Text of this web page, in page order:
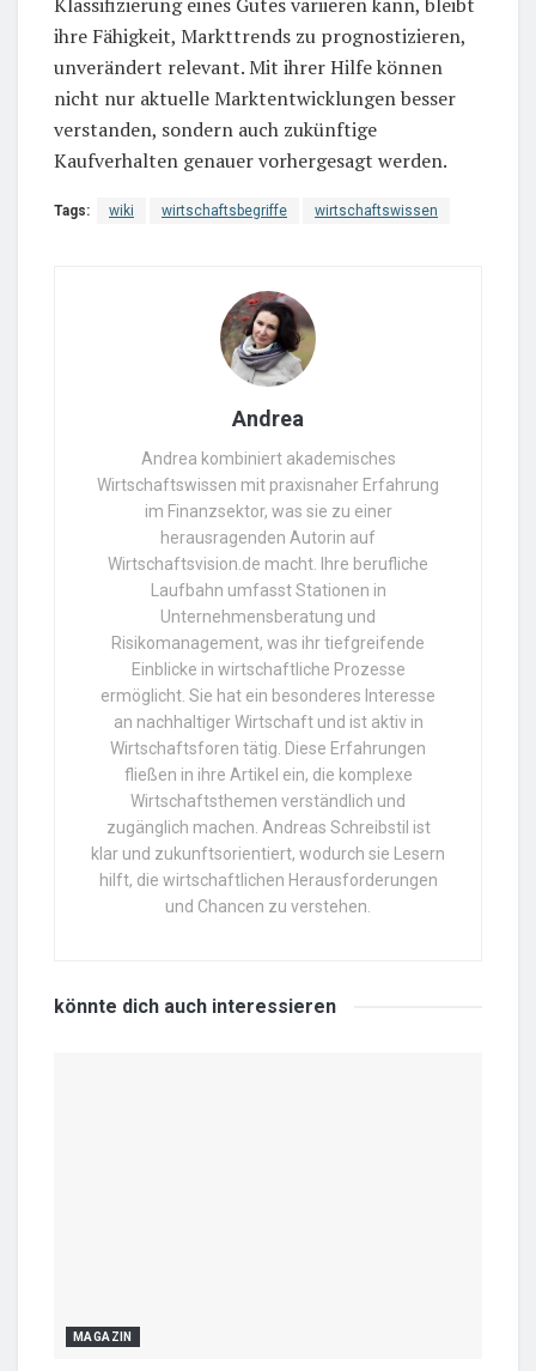
ihre Fähigkeit, Markttrends zu prognostizieren,
unverändert relevant. Mit ihrer Hilfe können
nicht nur aktuelle Marktentwicklungen besser
verstanden, sondern auch zukünftige
Kaufverhalten genauer vorhergesagt werden.
Tags: wiki wirtschaftsbegriffe wirtschaftswissen
Andrea
Andrea kombiniert akademisches
Wirtschaftswissen mit praxisnaher Erfahrung
im Finanzsektor, was sie zu einer
herausragenden Autorin auf
Wirtschaftsvision.de macht. Ihre berufliche
Laufbahn umfasst Stationen in
Unternehmensberatung und
Risikomanagement, was ihr tiefgreifende
Einblicke in wirtschaftliche Prozesse
ermöglicht. Sie hat ein besonderes Interesse
an nachhaltiger Wirtschaft und ist aktiv in
Wirtschaftsforen tätig. Diese Erfahrungen
fließen in ihre Artikel ein, die komplexe
Wirtschaftsthemen verständlich und
zugänglich machen. Andreas Schreibstil ist
klar und zukunftsorientiert, wodurch sie Lesern
hilft, die wirtschaftlichen Herausforderungen
und Chancen zu verstehen.
könnte dich auch interessieren
MAGAZIN